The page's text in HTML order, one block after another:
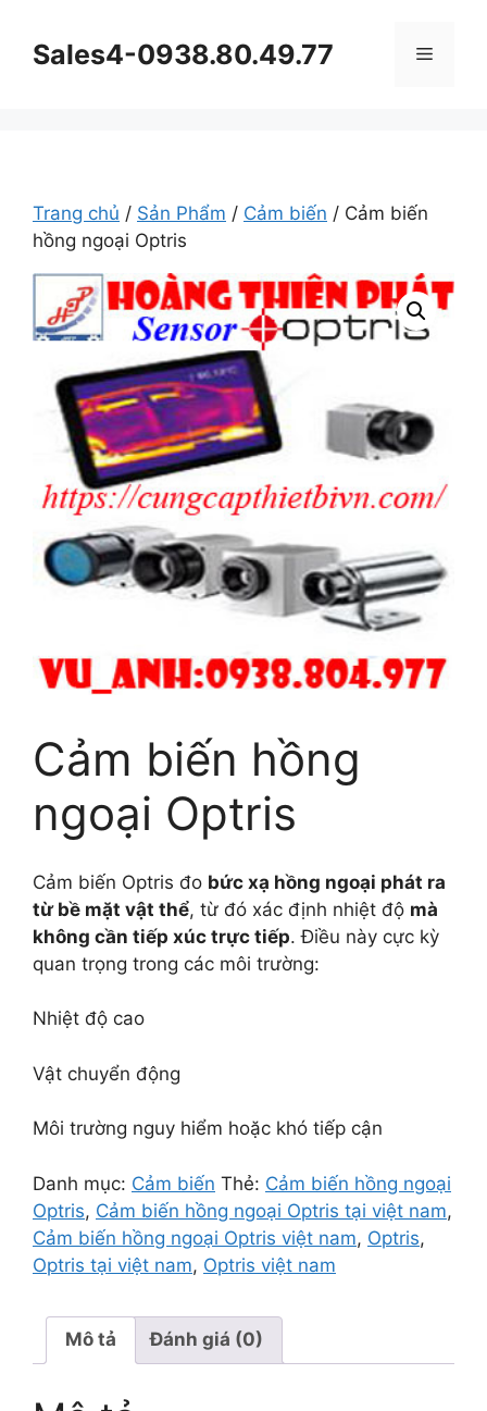
Sales4-0938.80.49.77 Menu
Trang chủ / Sản Phẩm / Cảm biến / Cảm biến
hồng ngoại Optris
Cảm biến hồng
ngoại Optris
Cảm biến Optris đo bức xạ hồng ngoại phát ra
từ bề mặt vật thể, từ đó xác định nhiệt độ mà
không cần tiếp xúc trực tiếp. Điều này cực kỳ
quan trọng trong các môi trường:
Nhiệt độ cao
Vật chuyển động
Môi trường nguy hiểm hoặc khó tiếp cận
Danh mục: Cảm biến Thẻ: Cảm biến hồng ngoại
Optris, Cảm biến hồng ngoại Optris tại việt nam,
Cảm biến hồng ngoại Optris việt nam, Optris,
Optris tại việt nam, Optris việt nam
Mô tả Đánh giá (0)